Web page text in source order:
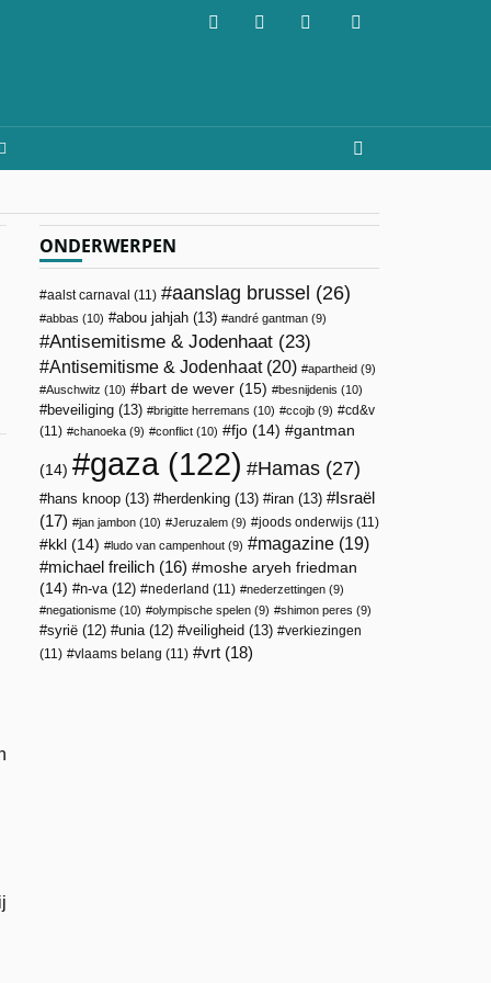
ONDERWERPEN
aalst carnaval (11) aanslag brussel (26)
abbas (10) abou jahjah (13) andré gantman (9)
Antisemitisme & Jodenhaat (23)
Antisemitisme & Jodenhaat(20) apartheid (9)
Auschwitz (10) bart de wever (15) besnijdenis (10)
beveiliging (13) brigitte herremans (10) ccojb (9)
cd&v
(11)
chanoeka (9) conflict (10) fjo (14) gantman
(14) gaza(122) Hamas (27)
hans knoop (13) herdenking (13) iran (13)
Israël
(17)
jan jambon (10) Jeruzalem (9) joods onderwijs (11)
kkl (14) ludo van campenhout (9) magazine (19)
michael freilich (16)
moshe aryeh friedman
(14)
n-va(12) nederland (11) nederzettingen (9)
negationisme (10) olympische spelen (9) shimon peres (9)
syrië (12) unia(12) veiligheid (13)
verkiezingen
(11)
vlaams belang (11) vrt (18)